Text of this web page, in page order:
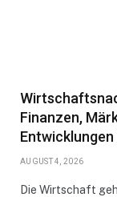
Finanzen,
AUGUST 4, 2026
Die Wirtschaft